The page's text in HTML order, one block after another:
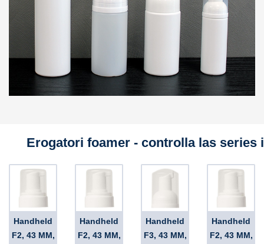
Erogatori foamer - controlla las series
Handheld
F2, 43 MM,
Handheld
F2, 43 MM,
Handheld
F3, 43 MM,
Handheld
F2, 43 MM,